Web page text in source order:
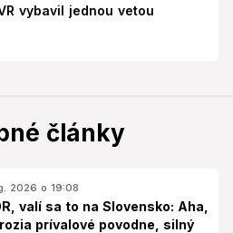
vybavil jednou vetou
články
2026 o 19:08
valí sa to na Slovensko: Aha,
prívalové povodne, silný